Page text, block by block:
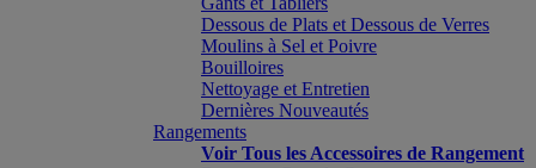
Dessous de Plats et Dessous de Verres
Moulins à Sel et Poivre
Bouilloires
Nettoyage et Entretien
Dernières Nouveautés
Rangements
Voir Tous les Accessoires de Rangement